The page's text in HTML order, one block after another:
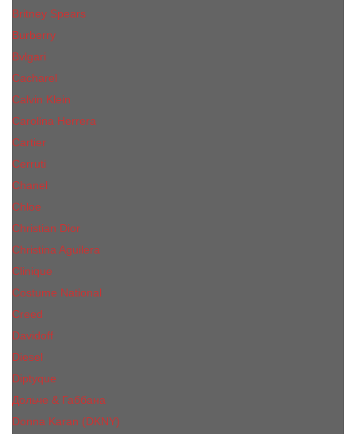
Britney Spears
Burberry
Bvlgari
Cacharel
Calvin Klein
Carolina Herrera
Cartier
Cerruti
Сhanеl
Chloe
Christian Dior
Christina Aguilera
Сliniquе
Costume National
Creed
Davidoff
Diesel
Diptyque
Дольче & Габбана
Donna Karan (DKNY)